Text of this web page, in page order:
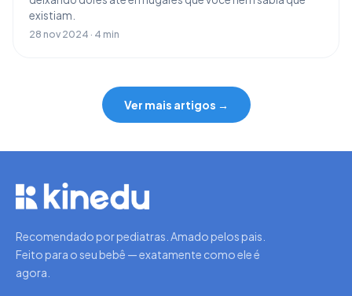
existiam.
28 nov 2024 · 4 min
Ver mais artigos →
Recomendado por pediatras. Amado pelos pais.
Feito para o seu bebê — exatamente como ele é
agora.